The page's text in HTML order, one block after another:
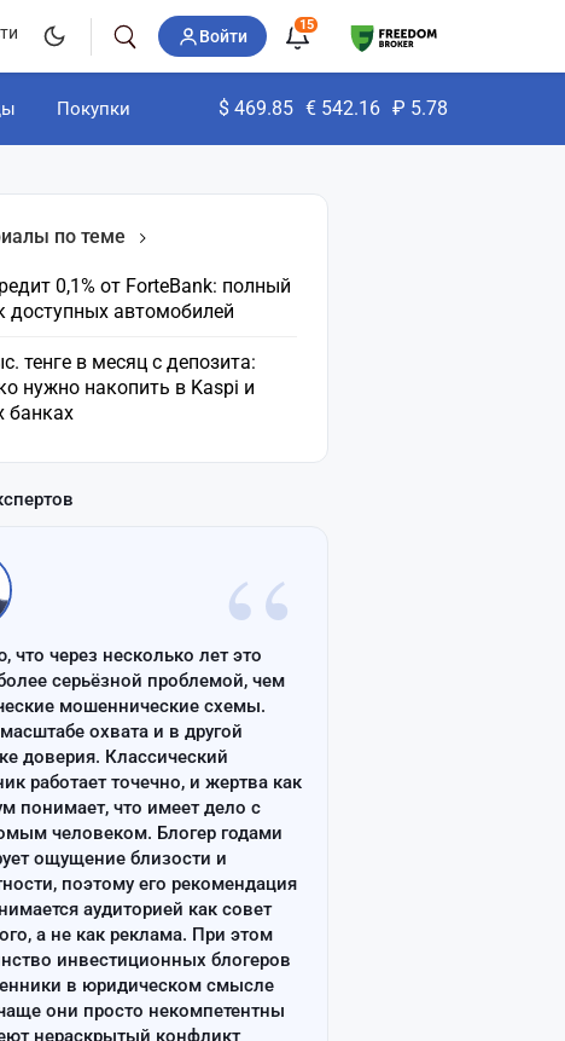
Войти
15
Покупки $ 469.85 € 542.16 ₽ 5.78
по теме
0,1% от ForteBank: полный
доступных автомобилей
тенге в месяц с депозита:
нужно накопить в Kaspi и
банках
“
что через несколько лет это
серьёзной проблемой, чем
мошеннические схемы.
охвата и в другой
доверия. Классический
работает точечно, и жертва как
понимает, что имеет дело с
человеком. Блогер годами
ощущение близости и
поэтому его рекомендация
аудиторией как совет
а не как реклама. При этом
инвестиционных блогеров
в юридическом смысле
они просто некомпетентны
нераскрытый конфликт